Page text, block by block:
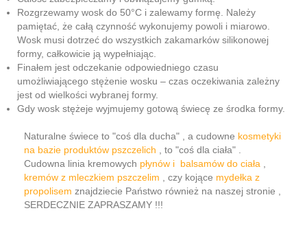
Rozgrzewamy wosk do 50°C i zalewamy formę. Należy
pamiętać, że całą czynność wykonujemy powoli i miarowo.
Wosk musi dotrzeć do wszystkich zakamarków silikonowej
formy, całkowicie ją wypełniając.
Finałem jest odczekanie odpowiedniego czasu
umożliwiającego stężenie wosku – czas oczekiwania zależny
jest od wielkości wybranej formy.
Gdy wosk stężeje wyjmujemy gotową świecę ze środka formy.
Naturalne świece to "coś dla ducha" , a cudowne kosmetyki
na bazie produktów pszczelich , to "coś dla ciała" .
Cudowna linia kremowych płynów i balsamów do ciała
kremów z mleczkiem pszczelim , czy kojące mydełka z
propolisem znajdziecie Państwo również na naszej stronie ,
SERDECZNIE ZAPRASZAMY !!!